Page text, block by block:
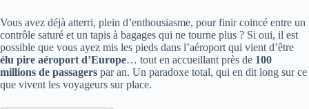
Vous avez déjà atterri, plein d’enthousiasme, pour finir coincé entre un
contrôle saturé et un tapis à bagages qui ne tourne plus ? Si oui, il est
possible que vous ayez mis les pieds dans l’aéroport qui vient d’être
élu pire aéroport d’Europe… tout en accueillant près de 100
millions de passagers par an. Un paradoxe total, qui en dit long sur ce
que vivent les voyageurs sur place.